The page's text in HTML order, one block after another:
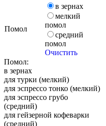
Помол
в зернах
мелкий
помол
средний
помол
Очистить
Помол:
в зернах
для турки (мелкий)
для эспрессо тонко (мелкий)
для эспрессо грубо
(средний)
для гейзерной кофеварки
(средний)